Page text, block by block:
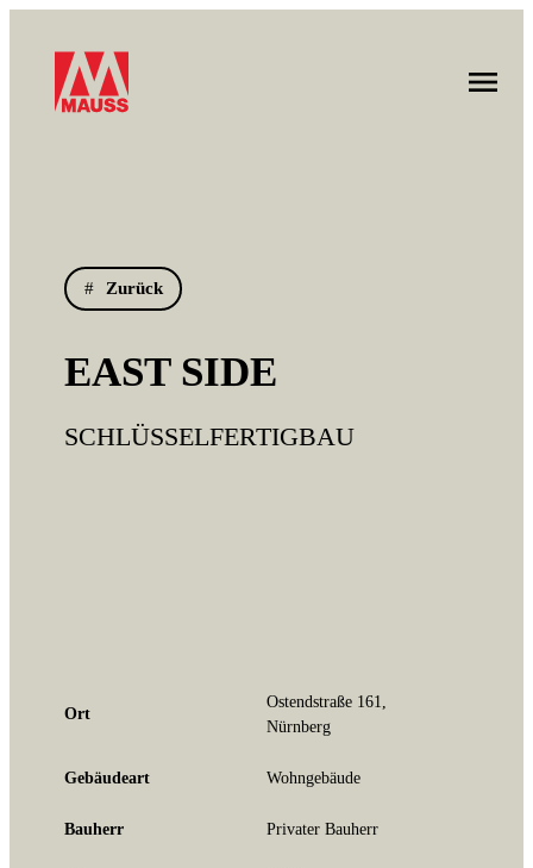
Zurück
EAST SIDE
SCHLÜSSELFERTIGBAU
Ort
Ostendstraße 161,
Nürnberg
Gebäudeart Wohngebäude
Bauherr Privater Bauherr